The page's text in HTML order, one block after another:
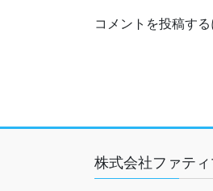
コメントを投稿する
株式会社ファティ